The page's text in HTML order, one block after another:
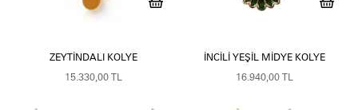
ZEYTINDALI KOLYE
15.330,00 TL
İNCILI YEŞIL MIDYE KOLYE
16.940,00 TL